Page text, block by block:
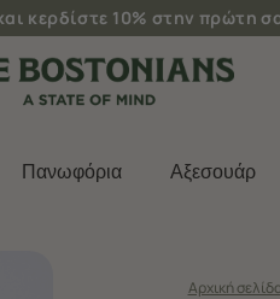
κερδίστε 10% στην πρώτη
Πανωφόρια Aξεσουάρ
Αρχική